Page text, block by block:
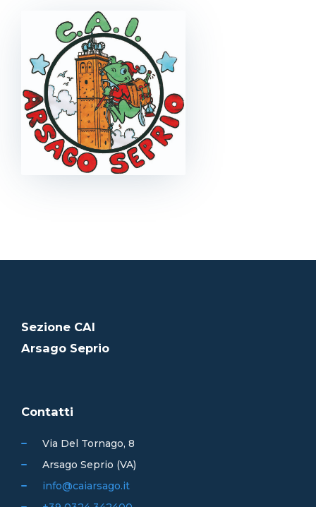
Sezione CAI
Arsago Seprio
Contatti
Via Del Tornago, 8
Arsago Seprio (VA)
info@caiarsago.it